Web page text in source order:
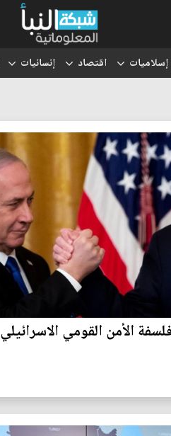
إسلاميات اقتصاد إنسانيات
الأمن القومي الاسرائيلي